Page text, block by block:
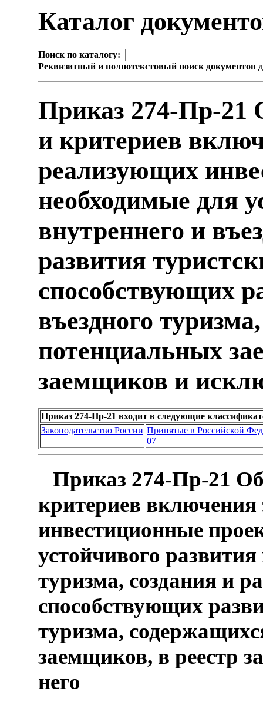
Каталог
Поиск по каталогу:
Реквизитный и полнотекстовый поиск документов
Приказ 274-Пр-21
и критериев
реализующих
необходимые для
внутреннего и
развития
способствующих
въездного
потенциальных
заемщиков и
Приказ 274-Пр-21 входит в следующие
Законодательство России Принятые в Российской
07
Приказ 274-Пр-21
критериев
инвестиционные
устойчивого
туризма, создания и
способствующих
туризма,
заемщиков, в реестр
него